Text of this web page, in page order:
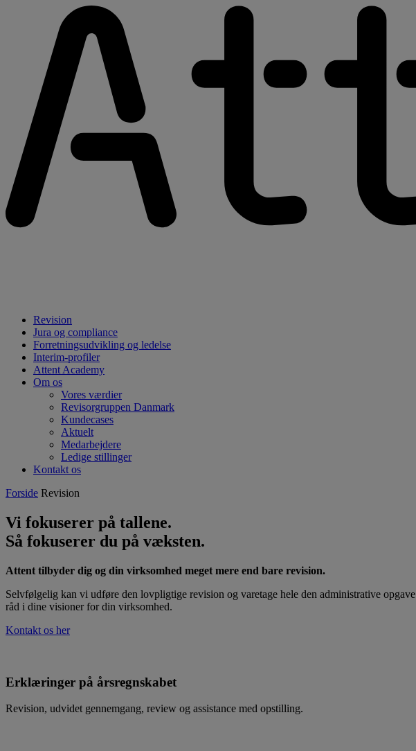
Revision
Jura og compliance
Forretningsudvikling og ledelse
Interim-profiler
Attent Academy
Om os
Vores værdier
Revisorgruppen Danmark
Kundecases
Aktuelt
Medarbejdere
Ledige stillinger
Kontakt os
Forside Revision
Vi fokuserer på tallene.
Så fokuserer du på væksten.
Attent tilbyder dig og din virksomhed meget mere end bare revision.
Selvfølgelig kan vi udføre den lovpligtige revision og varetage hele den administrative
råd i dine visioner for din virksomhed.
Kontakt os her
Erklæringer på årsregnskabet
Revision, udvidet gennemgang, review og assistance med opstilling.